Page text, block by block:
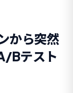
から突然
Bテスト